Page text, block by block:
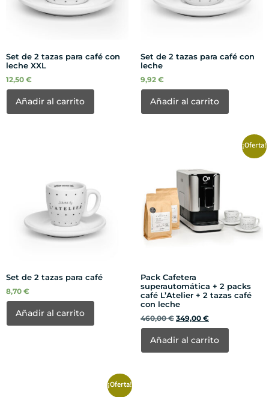
Set de 2 tazas para café con
leche XXL
12,50 €
Añadir al carrito
Set de 2 tazas para café con
leche
9,92 €
Añadir al carrito
Set de 2 tazas para café
8,70 €
Añadir al carrito
¡Oferta!
Pack Cafetera
superautomática + 2 packs
café L’Atelier + 2 tazas café
con leche
460,00€ 349,00 €
Añadir al carrito
¡Oferta!